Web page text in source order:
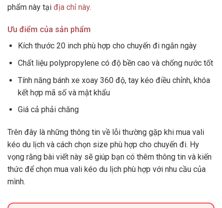
phẩm này tại địa chỉ này.
Ưu điểm của sản phẩm
Kích thước 20 inch phù hợp cho chuyến đi ngắn ngày
Chất liệu polypropylene có độ bền cao và chống nước tốt
Tính năng bánh xe xoay 360 độ, tay kéo điều chỉnh, khóa
kết hợp mã số và mật khẩu
Giá cả phải chăng
Trên đây là những thông tin về lỗi thường gặp khi mua vali
kéo du lịch và cách chọn size phù hợp cho chuyến đi. Hy
vọng rằng bài viết này sẽ giúp bạn có thêm thông tin và kiến
thức để chọn mua vali kéo du lịch phù hợp với nhu cầu của
mình.